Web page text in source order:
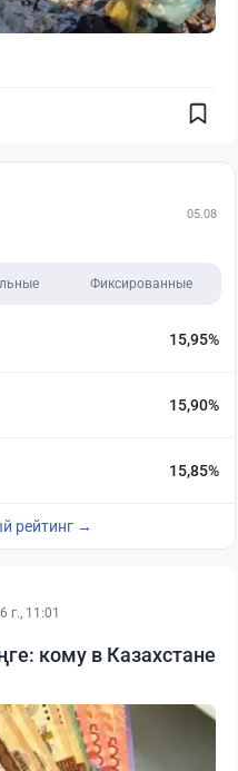
05.08
Фиксированные
15,95%
15,90%
15,85%
рейтинг →
г., 11:01
кому в Казахстане